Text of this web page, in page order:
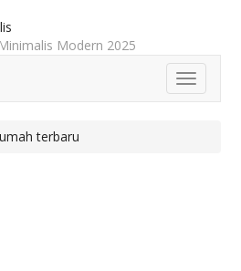
Modern 2025
Toggle
terbaru